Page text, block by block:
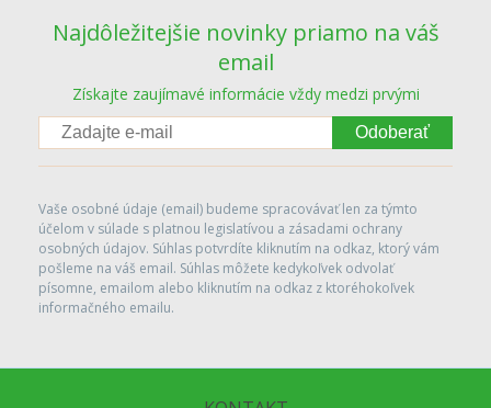
Najdôležitejšie novinky priamo na váš
email
Získajte zaujímavé informácie vždy medzi prvými
Odoberať
Vaše osobné údaje (email) budeme spracovávať len za týmto
účelom v súlade s platnou legislatívou a zásadami ochrany
osobných údajov. Súhlas potvrdíte kliknutím na odkaz, ktorý vám
pošleme na váš email. Súhlas môžete kedykoľvek odvolať
písomne, emailom alebo kliknutím na odkaz z ktoréhokoľvek
informačného emailu.